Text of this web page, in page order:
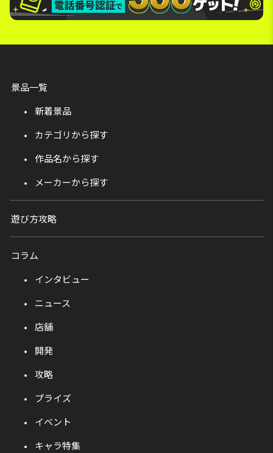
景品一覧
新着景品
カテゴリから探す
作品名から探す
メーカーから探す
遊び方攻略
コラム
インタビュー
ニュース
店舗
開発
攻略
プライズ
イベント
キャラ特集